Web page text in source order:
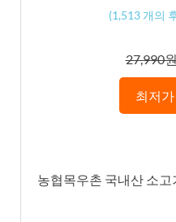
(1,513개의
27,990
최저
농협목우촌 국내산 소고